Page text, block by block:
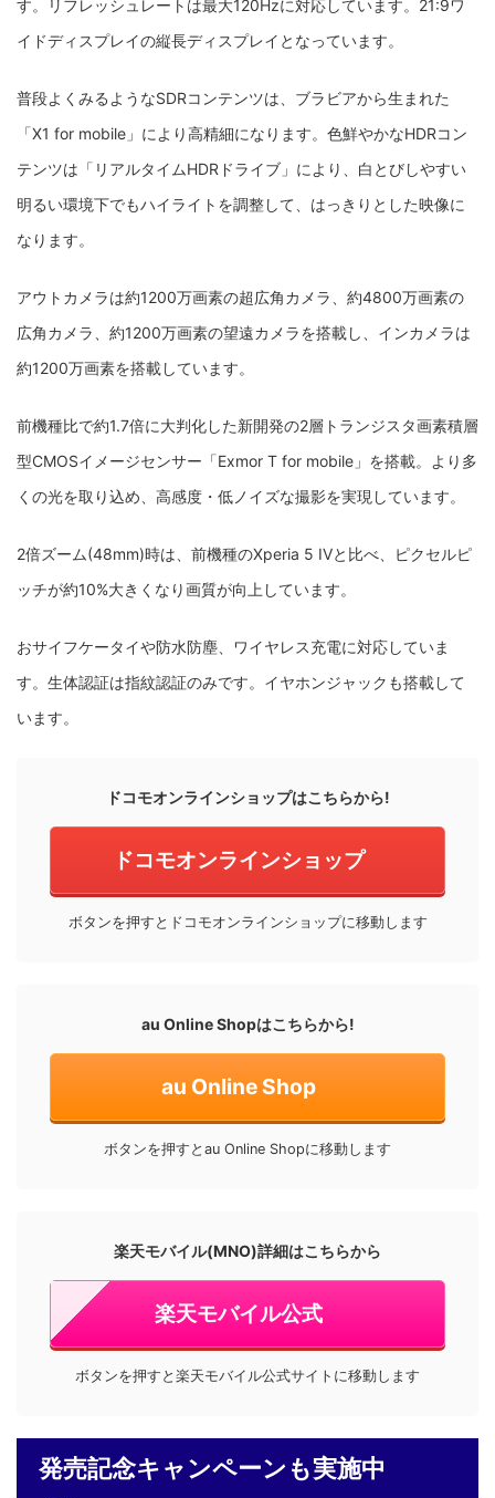
す。リフレッシュレートは最大120Hzに対応しています。21:9ワ
イドディスプレイの縦長ディスプレイとなっています。
普段よくみるようなSDRコンテンツは、ブラビアから生まれた
「X1 for mobile」により高精細になります。色鮮やかなHDRコン
テンツは「リアルタイムHDRドライブ」により、白とびしやすい
明るい環境下でもハイライトを調整して、はっきりとした映像に
なります。
アウトカメラは約1200万画素の超広角カメラ、約4800万画素の
広角カメラ、約1200万画素の望遠カメラを搭載し、インカメラは
約1200万画素を搭載しています。
前機種比で約1.7倍に大判化した新開発の2層トランジスタ画素積層
型CMOSイメージセンサー「Exmor T for mobile」を搭載。より多
くの光を取り込め、高感度・低ノイズな撮影を実現しています。
2倍ズーム(48mm)時は、前機種のXperia 5 IVと比べ、ピクセルピ
ッチが約10%大きくなり画質が向上しています。
おサイフケータイや防水防塵、ワイヤレス充電に対応していま
す。生体認証は指紋認証のみです。イヤホンジャックも搭載して
います。
ドコモオンラインショップはこちらから!
ドコモオンラインショップ
ボタンを押すとドコモオンラインショップに移動します
au Online Shopはこちらから!
au Online Shop
ボタンを押すとau Online Shopに移動します
楽天モバイル(MNO)詳細はこちらから
楽天モバイル公式
ボタンを押すと楽天モバイル公式サイトに移動します
発売記念キャンペーンも実施中